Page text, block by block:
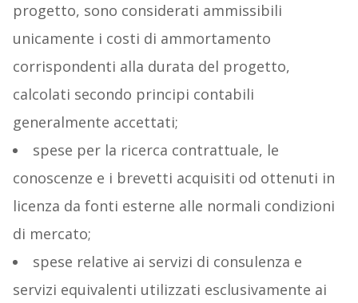
progetto, sono considerati ammissibili
unicamente i costi di ammortamento
corrispondenti alla durata del progetto,
calcolati secondo principi contabili
generalmente accettati;
spese per la ricerca contrattuale, le
conoscenze e i brevetti acquisiti od ottenuti in
licenza da fonti esterne alle normali condizioni
di mercato;
spese relative ai servizi di consulenza e
servizi equivalenti utilizzati esclusivamente ai